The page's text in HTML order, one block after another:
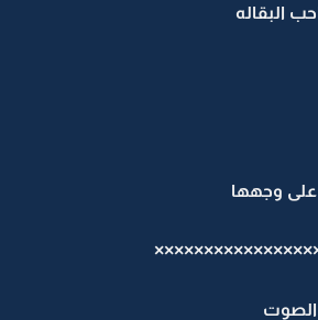
البقاله
على وجهها
الصوت